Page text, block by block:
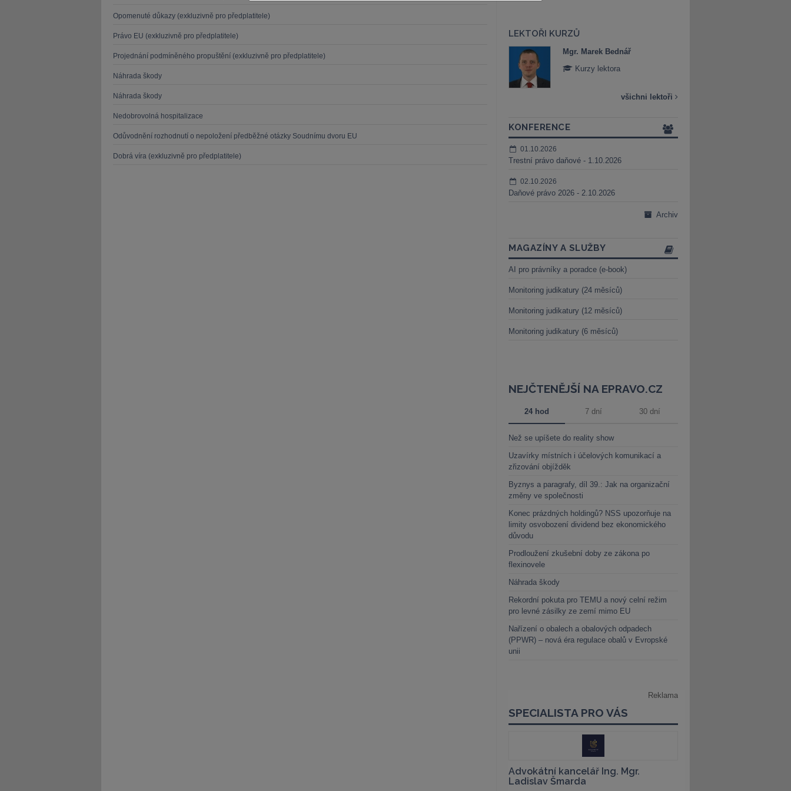
Opomenuté důkazy (exkluzivně pro předplatitele)
Právo EU (exkluzivně pro předplatitele)
Projednání podmíněného propuštění (exkluzivně pro předplatitele)
Náhrada škody
Náhrada škody
Nedobrovolná hospitalizace
Odůvodnění rozhodnutí o nepoložení předběžné otázky Soudnímu dvoru EU
Dobrá víra (exkluzivně pro předplatitele)
LEKTOŘI KURZŮ
JUDr. Tomáš Nielsen
JUDr. Tomáš Sokol
Mgr. Marek Bednář
Kurzy lektora
všichni lektoři
KONFERENCE
01.10.2026
Trestní právo daňové - 1.10.2026
02.10.2026
Daňové právo 2026 - 2.10.2026
Archiv
MAGAZÍNY A SLUŽBY
AI pro právníky a poradce (e-book)
Monitoring judikatury (24 měsíců)
Monitoring judikatury (12 měsíců)
Monitoring judikatury (6 měsíců)
NEJČTENĚJŠÍ NA EPRAVO.CZ
24 hod 7 dní 30 dní
Než se upíšete do reality show
Uzavírky místních i účelových komunikací a
zřizování objížděk
Byznys a paragrafy, díl 39.: Jak na organizační
změny ve společnosti
Konec prázdných holdingů? NSS upozorňuje na
limity osvobození dividend bez ekonomického
důvodu
Prodloužení zkušební doby ze zákona po
flexinovele
Náhrada škody
Rekordní pokuta pro TEMU a nový celní režim
pro levné zásilky ze zemí mimo EU
Nařízení o obalech a obalových odpadech
(PPWR) – nová éra regulace obalů v Evropské
unii